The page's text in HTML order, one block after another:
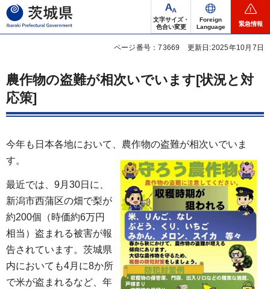
茨城県
文字サイズ・
色合い変更
Foreign
Language
緊急情報
ページ番号：73669 更新日:2025年10月7日
農作物の盗難が相次いでいます[状況と対
応策]
今年も日本各地において、農作物の盗難が相次いでいま
す。
最近では、9月30日に、
新潟市西蒲区の畑で梨が
約200個（時価約6万円
相当）盗まれる被害が報
告されています。茨城県
内においても4月に8か所
で米が盗まれるなど、年